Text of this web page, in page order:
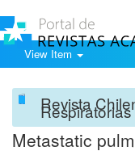
View Item
Revista
Respiratorias
Metastatic